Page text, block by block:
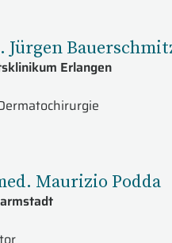
Jürgen
Erlangen
Maurizio Podda